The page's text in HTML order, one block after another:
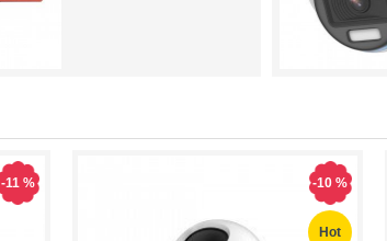
-11 %
Hot
-10 %